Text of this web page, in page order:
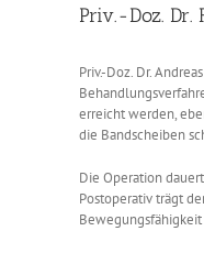
Priv.-Doz. Dr.
Priv.-Doz. Dr.
erreicht werden,
die Bandscheiben
Die Operation
Postoperativ trägt